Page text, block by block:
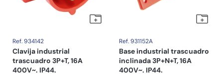
Ref. 934142
Clavija industrial
trascuadro 3P+T, 16A
400V~. IP44.
Ref. 931152A
Base industrial trascuadro
inclinada 3P+N+T, 16A
400V~. IP44.